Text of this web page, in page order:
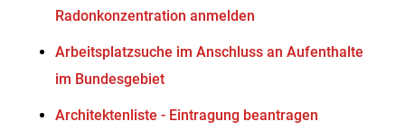
Radonkonzentration anmelden
Arbeitsplatzsuche im Anschluss an Aufenthalte
im Bundesgebiet
Architektenliste - Eintragung beantragen